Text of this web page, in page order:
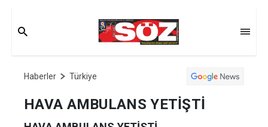
Haberler Türkiye
HAVA AMBULANS YETİŞTİ